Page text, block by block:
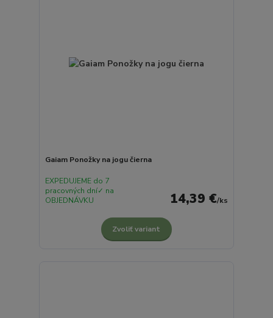
Gaiam Ponožky na jogu čierna
14,39 €/ks
EXPEDUJEME do 7
pracovných dní✓ na
OBJEDNÁVKU
Zvoliť variant